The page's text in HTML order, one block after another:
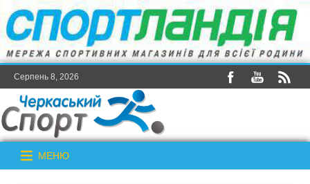
Серпень 8, 2026
МЕНЮ